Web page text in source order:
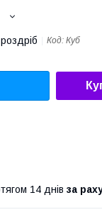
Код: Куб
14 днів за